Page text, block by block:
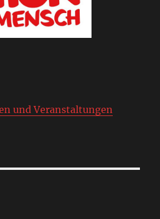
und Veranstaltungen